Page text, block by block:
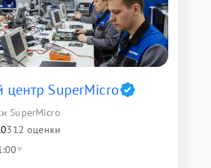
центр SuperMicro
SuperMicro
312 оценки